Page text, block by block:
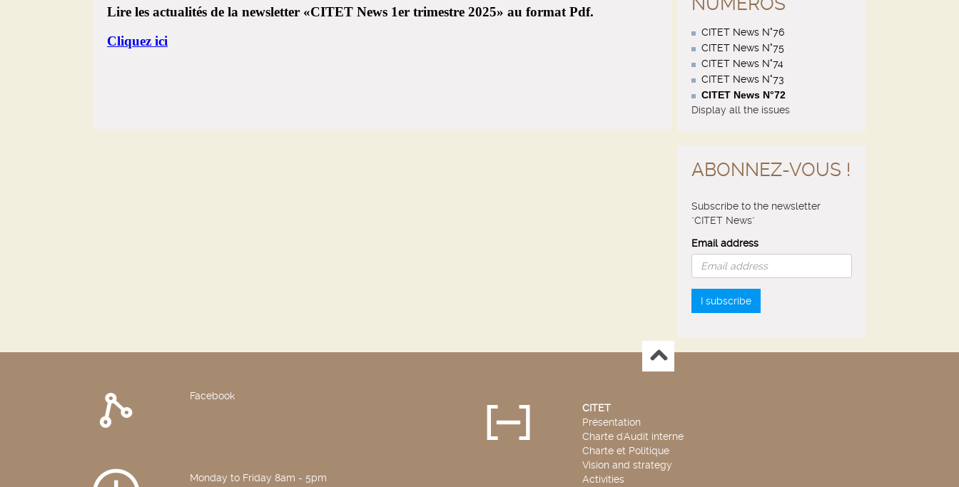
CITET News N°76
CITET News N°75
CITET News N°74
CITET News N°73
CITET News N°72
Display all the issues
ABONNEZ-VOUS !
Subscribe to the newsletter
"CITET News"
Email address
I subscribe
Facebook
Monday to Friday 8am - 5pm
CITET
Présentation
Charte d'Audit interne
Charte et Politique
Vision and strategy
Activities